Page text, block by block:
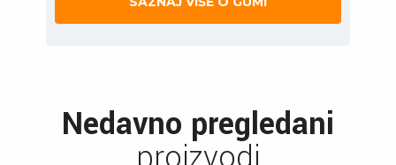
Nedavno pregledani